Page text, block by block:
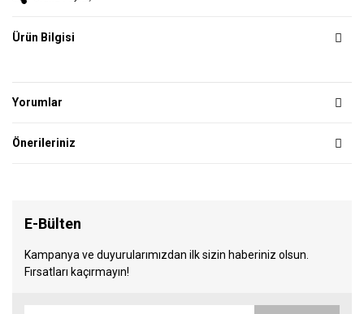
Ürün Bilgisi
Yorumlar
Önerileriniz
E-Bülten
Kampanya ve duyurularımızdan ilk sizin haberiniz olsun.
Fırsatları kaçırmayın!